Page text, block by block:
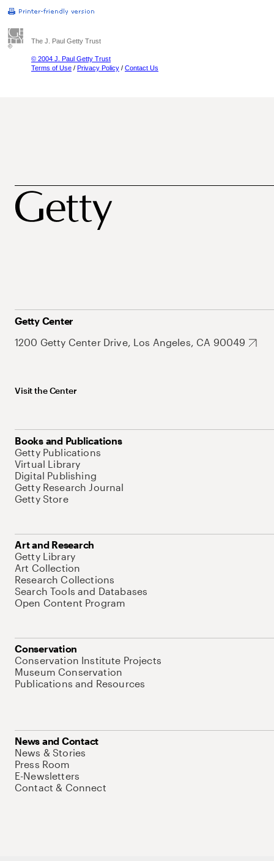
The J. Paul Getty Trust
© 2004 J. Paul Getty Trust
Terms of Use / Privacy Policy / Contact Us
Getty Center
1200 Getty Center Drive, Los Angeles, CA 90049
Visit the Center
Books and Publications
Getty Publications
Virtual Library
Digital Publishing
Getty Research Journal
Getty Store
Art and Research
Getty Library
Art Collection
Research Collections
Search Tools and Databases
Open Content Program
Conservation
Conservation Institute Projects
Museum Conservation
Publications and Resources
News and Contact
News & Stories
Press Room
E-Newsletters
Contact & Connect